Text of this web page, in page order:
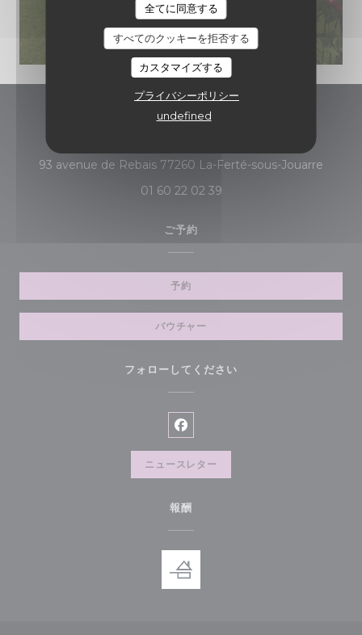
全てに同意する
すべてのクッキーを拒否する
カスタマイズする
プライバシーポリシー
undefined
Auberge du Petit Morin
93 avenue de Rebais 77260 La-Ferté-sous-Jouarre
01 60 22 02 39
ご予約
予約
バウチャー
フォローしてください
Facebook ((新しいウィンド
ニュースレター
報酬